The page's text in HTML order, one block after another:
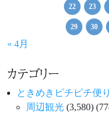
22 23
29 30
« 4月
カテゴリー
ときめきピチピチ便り
周辺観光 (3,580)